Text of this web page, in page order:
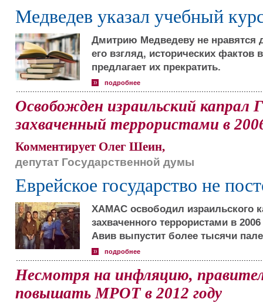
Медведев указал учебный
Дмитрию Медведеву не нравятся
его взгляд, исторических фактов
предлагает их прекратить.
подробнее
Освобожден израильский
захваченный террористами в
Комментирует Олег Шеин,
депутат Государственной думы
Еврейское государство не
ХАМАС освободил израильского
захваченного террористами в
Авив выпустит более тысячи
подробнее
Несмотря на инфляцию,
повышать МРОТ в 2012 году